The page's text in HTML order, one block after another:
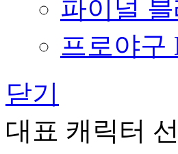
파이널
프로야구
닫기
대표 캐릭터